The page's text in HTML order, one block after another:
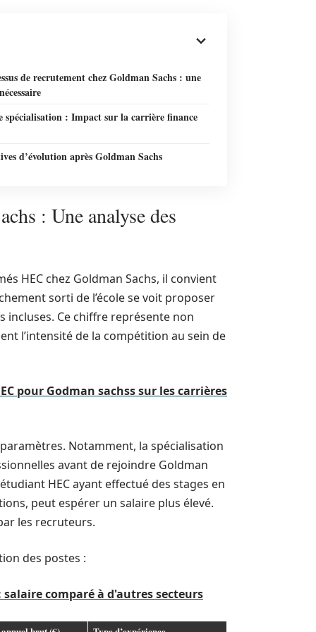
de recrutement chez Goldman Sachs : une
spécialisation : Impact sur la carrière finance
d’évolution après Goldman Sachs
: Une analyse des
HEC chez Goldman Sachs, il convient
sorti de l’école se voit proposer
incluses. Ce chiffre représente non
l’intensité de la compétition au sein de
pour Godman sachss sur les carrières
Notamment, la spécialisation
avant de rejoindre Goldman
HEC ayant effectué des stages en
peut espérer un salaire plus élevé.
les recruteurs.
des postes :
comparé à d'autres secteurs